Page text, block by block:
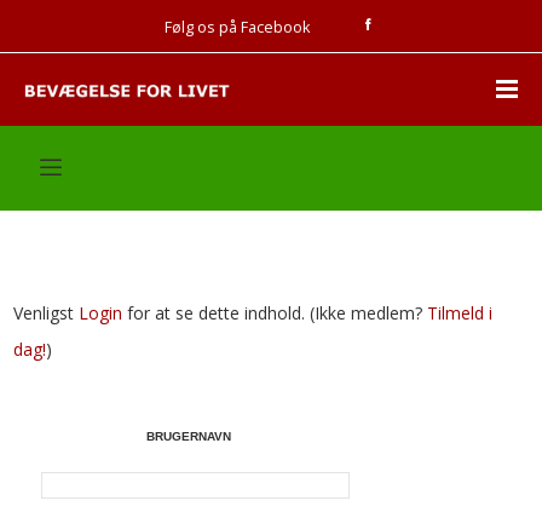
Følg os på Facebook
Venligst Login for at se dette indhold.(Ikke medlem? Tilmeld i
dag!)
BRUGERNAVN